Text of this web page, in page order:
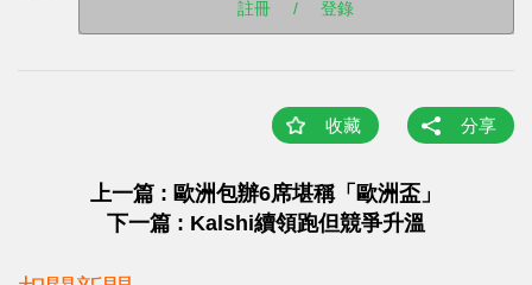
註冊 / 登錄
收藏 分享
上一篇 : 歐洲包辦6席堪稱「歐洲盃」
下一篇 : Kalshi續領跑但競爭升溫